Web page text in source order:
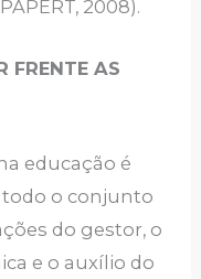
2008).
FRENTE AS
educação é
todo o conjunto
do gestor, o
e o auxílio do